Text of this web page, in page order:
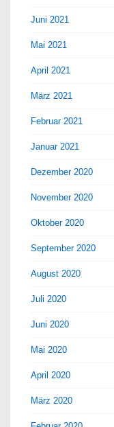
Juni 2021
Mai 2021
April 2021
März 2021
Februar 2021
Januar 2021
Dezember 2020
November 2020
Oktober 2020
September 2020
August 2020
Juli 2020
Juni 2020
Mai 2020
April 2020
März 2020